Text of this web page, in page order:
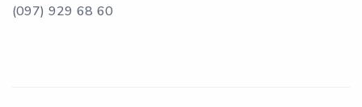
(097) 929 68 60